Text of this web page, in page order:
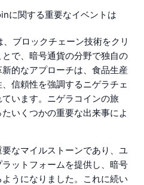
に関する重要なイベントは
ブロックチェーン技術をクリ
で、暗号通貨の分野で独自の
的なアプローチは、食品生産
信頼性を強調するニゲラチェ
います。ニゲラコインの旅
いくつかの重要な出来事によ
なマイルストーンであり、ユ
ットフォームを提供し、暗号
うになりました。これに続い